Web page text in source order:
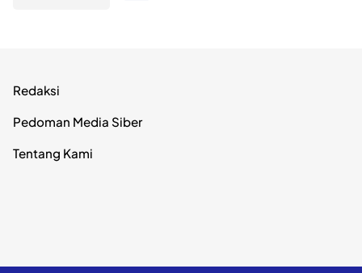
Redaksi
Pedoman Media Siber
Tentang Kami